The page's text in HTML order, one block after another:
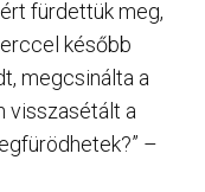
fürdettük meg,
később
megcsinálta a
visszasétált a
–